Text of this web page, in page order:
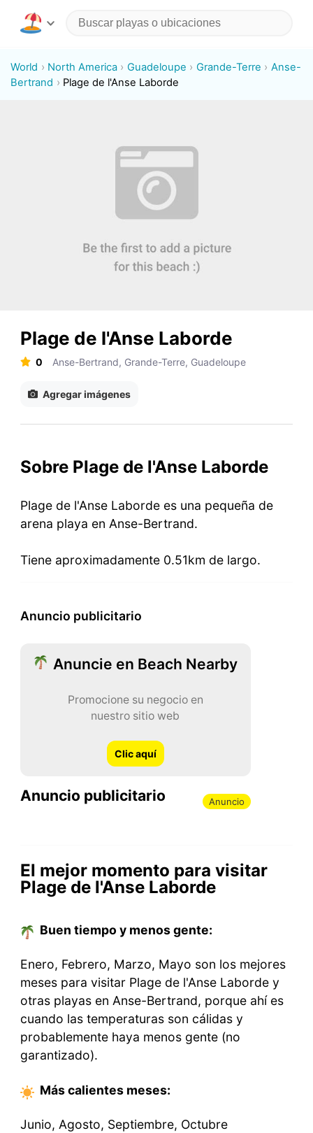
World North America Guadeloupe Grande-Terre
Anse-
Bertrand
Plage de l'Anse Laborde
Plage de l'Anse Laborde
0 Anse-Bertrand, Grande-Terre, Guadeloupe
Agregar imágenes
Sobre Plage de l'Anse Laborde
Plage de l'Anse Laborde es una pequeña de
arena playa en Anse-Bertrand.
Tiene aproximadamente 0.51km de largo.
Anuncio publicitario
Anuncie en Beach Nearby
Promocione su negocio en
nuestro sitio web
Clic aquí
Anuncio publicitario Anuncio
El mejor momento para visitar
Plage de l'Anse Laborde
Buen tiempo y menos gente:
Enero, Febrero, Marzo, Mayo son los mejores
meses para visitar Plage de l'Anse Laborde y
otras playas en Anse-Bertrand, porque ahí es
cuando las temperaturas son cálidas y
probablemente haya menos gente (no
garantizado).
Más calientes meses:
Junio, Agosto, Septiembre, Octubre